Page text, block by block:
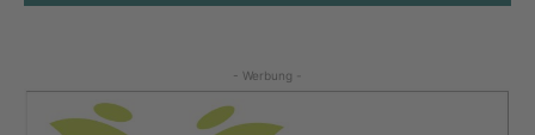
- Werbung -